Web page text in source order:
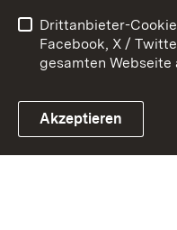
Link zum Landesportal
Impressum
Drittanbieter-
Facebook, X /
gesamten
Akzeptieren